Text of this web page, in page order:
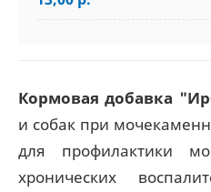
Кормовая добавка
и собак при
для профилактики
хронических